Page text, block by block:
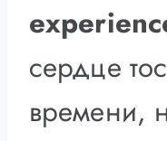
сердце
времени,